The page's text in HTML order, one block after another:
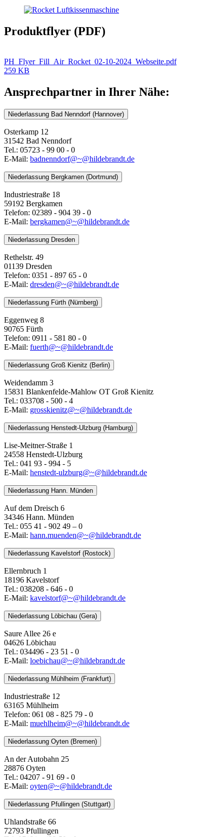
Produktflyer (PDF)
PH_Flyer_Fill_Air_Rocket_02-10-2024_Webseite.pdf
259 KB
Ansprechpartner in Ihrer Nähe:
Niederlassung Bad Nenndorf (Hannover)
Osterkamp 12
31542 Bad Nenndorf
Tel.: 05723 - 99 00 - 0
E-Mail: badnenndorf@~@hildebrandt.de
Niederlassung Bergkamen (Dortmund)
Industriestraße 18
59192 Bergkamen
Telefon: 02389 - 904 39 - 0
E-Mail: bergkamen@~@hildebrandt.de
Niederlassung Dresden
Rethelstr. 49
01139 Dresden
Telefon: 0351 - 897 65 - 0
E-Mail: dresden@~@hildebrandt.de
Niederlassung Fürth (Nürnberg)
Eggenweg 8
90765 Fürth
Telefon: 0911 - 581 80 - 0
E-Mail: fuerth@~@hildebrandt.de
Niederlassung Groß Kienitz (Berlin)
Weidendamm 3
15831 Blankenfelde-Mahlow OT Groß Kienitz
Tel.: 033708 - 500 - 4
E-Mail: grosskienitz@~@hildebrandt.de
Niederlassung Henstedt-Ulzburg (Hamburg)
Lise-Meitner-Straße 1
24558 Henstedt-Ulzburg
Tel.: 041 93 - 994 - 5
E-Mail: henstedt-ulzburg@~@hildebrandt.de
Niederlassung Hann. Münden
Auf dem Dreisch 6
34346 Hann. Münden
Tel.: 055 41 - 902 49 – 0
E-Mail: ​​​​​​​hann.muenden@~@hildebrandt.de
Niederlassung Kavelstorf (Rostock)
Ellernbruch 1
18196 Kavelstorf
Tel.: 038208 - 646 - 0
E-Mail: kavelstorf@~@hildebrandt.de
Niederlassung Löbichau (Gera)
Saure Allee 26 e
04626 Löbichau
Tel.: 034496 - 23 51 - 0
E-Mail: loebichau@~@hildebrandt.de
Niederlassung Mühlheim (Frankfurt)
Industriestraße 12
63165 Mühlheim
Telefon: 061 08 - 825 79 - 0
E-Mail: muehlheim@~@hildebrandt.de
Niederlassung Oyten (Bremen)
An der Autobahn 25
28876 Oyten
Tel.: 04207 - 91 69 - 0
E-Mail: oyten@~@hildebrandt.de
Niederlassung Pfullingen (Stuttgart)
Uhlandstraße 66
72793 Pfullingen